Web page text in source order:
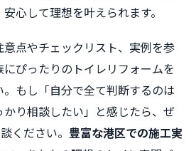
心して理想を叶えられます。
点やチェックリスト、実例を参
ぴったりのトイレリフォームを
もし「自分で全て判断するのは
り相談したい」と感じたら、ぜ
ください。 豊富な港区での施工実